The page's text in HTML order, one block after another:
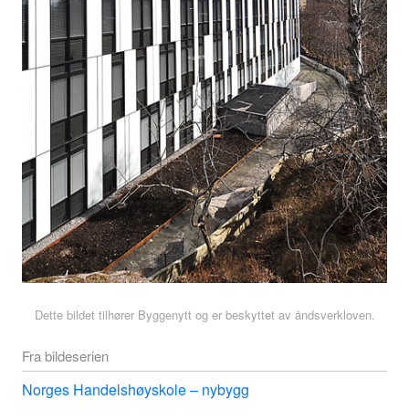
Dette bildet tilhører Byggenytt og er beskyttet av åndsverkloven.
Fra bildeserien
Norges Handelshøyskole – nybygg